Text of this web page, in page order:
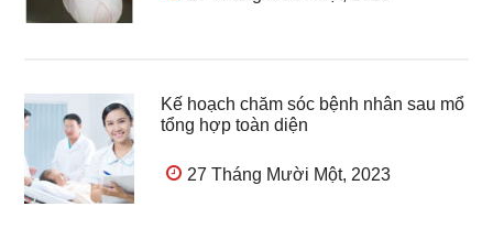
Kế hoạch chăm sóc bệnh nhân sau mổ
tổng hợp toàn diện
27 Tháng Mười Một, 2023